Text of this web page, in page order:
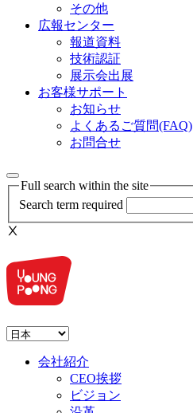
その他
広報センター
報道資料
技術認証
展示会出展
お客様サポート
お知らせ
よくあるご質問(FAQ)
お問合せ
Full search within the site
Search term required
Ⅹ
会社紹介
CEO挨拶
ビジョン